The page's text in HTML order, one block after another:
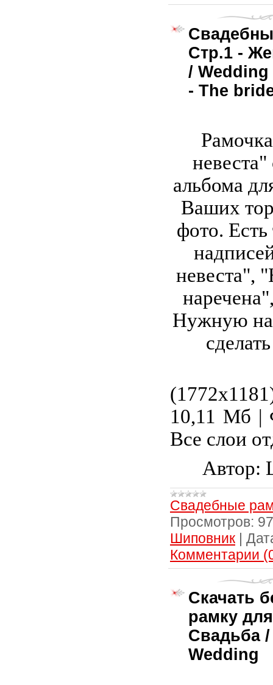
Стр.1 -
/ Wedding
- The
невеста"
альбома
Ваших
фото. Есть
невеста",
Нужную
10,11 Мб |
Все слои
Автор:
Свадебные
Просмотров:
Шиповник |
Комментарии
Скачать
рамку
Свадьба
Wedding